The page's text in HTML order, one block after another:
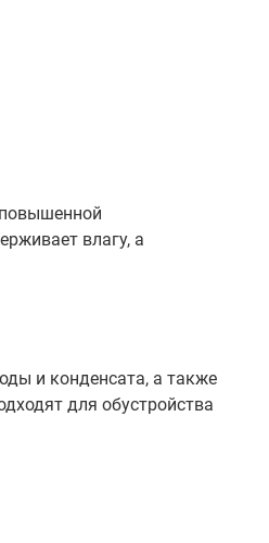
влагу, а
и конденсата, а также
для обустройства